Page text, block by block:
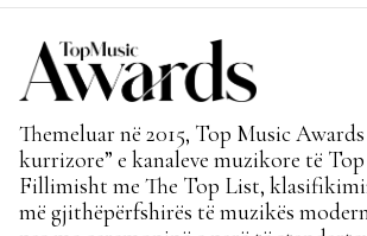
Themeluar në 2015, Top Music
kurrizore” e kanaleve muzikore të
Fillimisht me The Top List,
më gjithëpërfshirës të muzikës